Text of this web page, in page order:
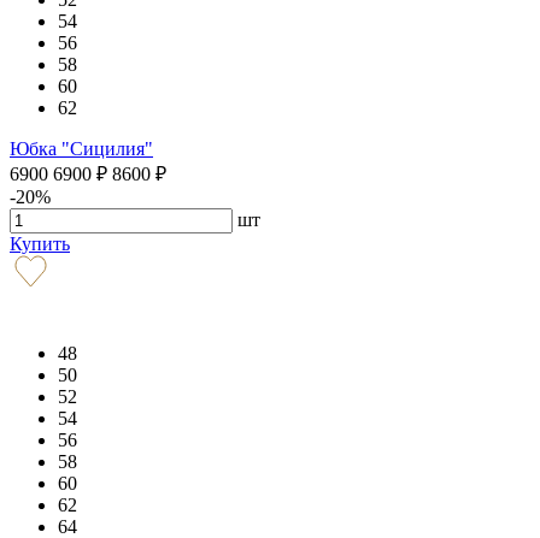
54
56
58
60
62
Юбка "Сицилия"
6900 6900 ₽ 8600 ₽
-20%
шт
Купить
48
50
52
54
56
58
60
62
64